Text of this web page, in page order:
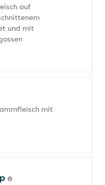
auf
und mit
mit